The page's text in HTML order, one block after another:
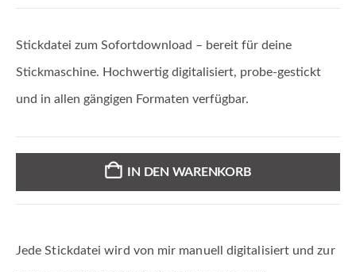
Stickdatei zum Sofortdownload – bereit für deine
Stickmaschine. Hochwertig digitalisiert, probe-gestickt
und in allen gängigen Formaten verfügbar.
IN DEN WARENKORB
Jede Stickdatei wird von mir manuell digitalisiert und zur